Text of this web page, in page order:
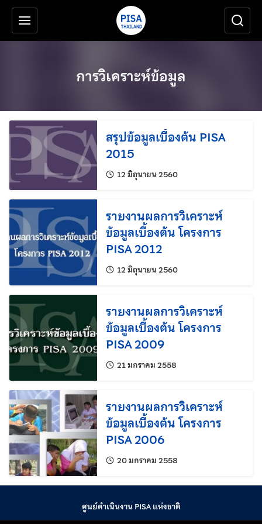
ข้ามไปยังเนื้อหาหลัก
เครื่องมือช่วยเหลือ
การวิเคราะห์ข้อมูล
สรุปข้อมูลเบื้องต้น PISA
2015
12 มิถุนายน 2560แก้ไขล่าสุดเมื่อ:
รายงานผลการวิเคราะห์
ข้อมูลเบื้องต้น โครงการ
PISA 2012
12 มิถุนายน 2560แก้ไขล่าสุดเมื่อ:
รายงานผลการวิเคราะห์
ข้อมูลเบื้องต้น โครงการ
PISA 2009
21 มกราคม 2558แก้ไขล่าสุดเมื่อ:
รายงานผลการวิเคราะห์
ข้อมูลเบื้องต้น โครงการ
PISA 2006
20 มกราคม 2558แก้ไขล่าสุดเมื่อ:
ศูนย์ดำเนินงาน PISA แห่งชาติ